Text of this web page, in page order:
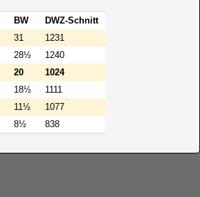
BW
DWZ-Schnitt
31
1231
28½
1240
20
1024
18½
1111
11½
1077
8½ 838